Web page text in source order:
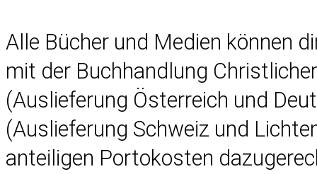
Alle Bücher und Medien können
mit der Buchhandlung
(Auslieferung Österreich und
(Auslieferung Schweiz und
anteiligen Portokosten